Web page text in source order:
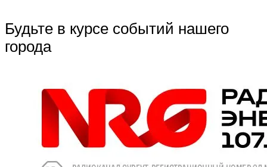
Будьте в курсе событий нашего
города